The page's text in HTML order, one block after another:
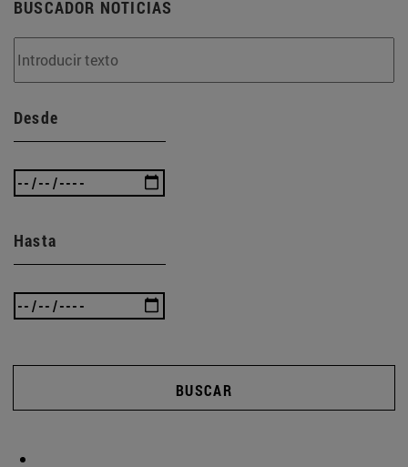
BUSCADOR NOTICIAS
Desde
Hasta
BUSCAR